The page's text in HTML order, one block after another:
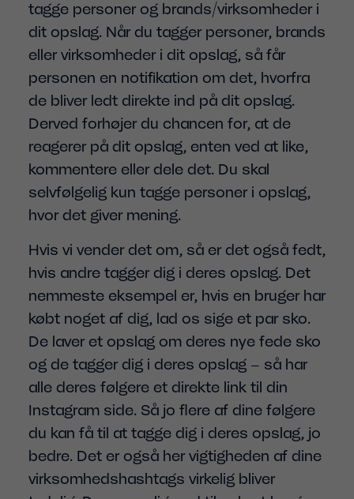
tagge personer og brands/virksomheder i
dit opslag. Når du tagger personer, brands
eller virksomheder i dit opslag, så får
personen en notifikation om det, hvorfra
de bliver ledt direkte ind på dit opslag.
Derved forhøjer du chancen for, at de
reagerer på dit opslag, enten ved at like,
kommentere eller dele det. Du skal
selvfølgelig kun tagge personer i opslag,
hvor det giver mening.
Hvis vi vender det om, så er det også fedt,
hvis andre tagger dig i deres opslag. Det
nemmeste eksempel er, hvis en bruger har
købt noget af dig, lad os sige et par sko.
De laver et opslag om deres nye fede sko
og de tagger dig i deres opslag – så har
alle deres følgere et direkte link til din
Instagram side. Så jo flere af dine følgere
du kan få til at tagge dig i deres opslag, jo
bedre. Det er også her vigtigheden af dine
virksomhedshashtags virkelig bliver